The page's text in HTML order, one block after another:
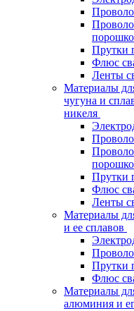
Прутки
Флюс
Ленты
Материалы
чугуна и
никеля
Прутки
Флюс
Ленты
Материалы
и ее сплавов
Прутки
Флюс
Материалы
алюминия и